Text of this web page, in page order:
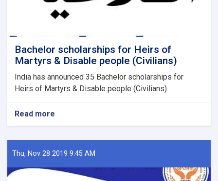
Bachelor scholarships for Heirs of
Martyrs & Disable people (Civilians)
India has announced 35 Bachelor scholarships for
Heirs of Martyrs & Disable people (Civilians)
Read more
Bachelor
for
Heirs
Martyrs
Thu, Nov 28 2019 9:45 AM